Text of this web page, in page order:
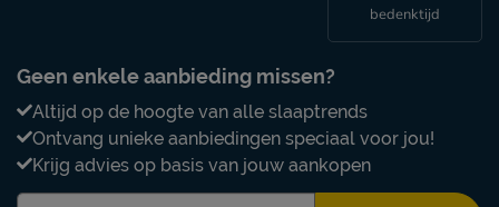
bedenktijd
Geen enkele aanbieding missen?
Altijd op de hoogte van alle slaaptrends
Ontvang unieke aanbiedingen speciaal voor jou!
Krijg advies op basis van jouw aankopen